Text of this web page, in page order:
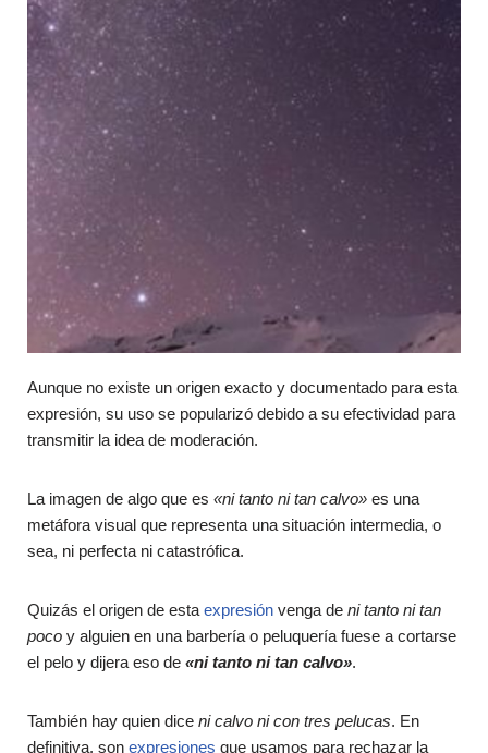
Aunque no existe un origen exacto y documentado para esta
expresión, su uso se popularizó debido a su efectividad para
transmitir la idea de moderación.
La imagen de algo que es «ni tanto ni tan calvo» es una
metáfora visual que representa una situación intermedia, o
sea, ni perfecta ni catastrófica.
Quizás el origen de esta expresión venga de ni tanto ni tan
poco y alguien en una barbería o peluquería fuese a cortarse
el pelo y dijera eso de «ni tanto ni tan calvo».
También hay quien dice ni calvo ni con tres pelucas. En
definitiva, son expresiones que usamos para rechazar la